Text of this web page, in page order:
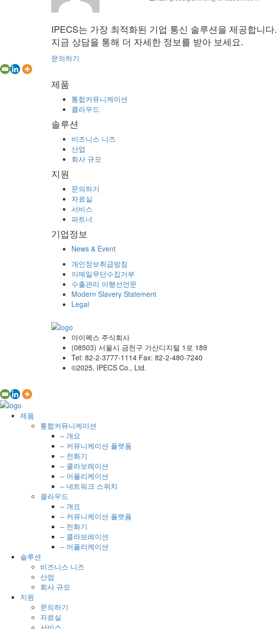
IPECS는 가장 최적화된 기업 통신 솔루션을 제공합니다.
지금 상담을 통해 더 자세한 정보를 받아 보세요.
문의하기
제품
통합커뮤니케이션
클라우드
솔루션
비즈니스 니즈
산업
회사 규모
지원
문의하기
자료실
서비스
파트너
기업정보
News & Event
개인정보취급방침
이메일무단수집거부
수출관리 이행선언문
Modern Slavery Statement
Legal
아이펙스 주식회사
(08503) 서울시 금천구 가산디지털 1로 189
Tel: 82-2-3777-1114 Fax: 82-2-480-7240
©2025. IPECS Co., Ltd.
제품
통합커뮤니케이션
– 개요
– 커뮤니케이션 플랫폼
– 전화기
– 콜라보레이션
– 어플리케이션
– 네트워크 스위치
클라우드
– 개요
– 커뮤니케이션 플랫폼
– 전화기
– 콜라보레이션
– 어플리케이션
솔루션
비즈니스 니즈
산업
회사 규모
지원
문의하기
자료실
서비스